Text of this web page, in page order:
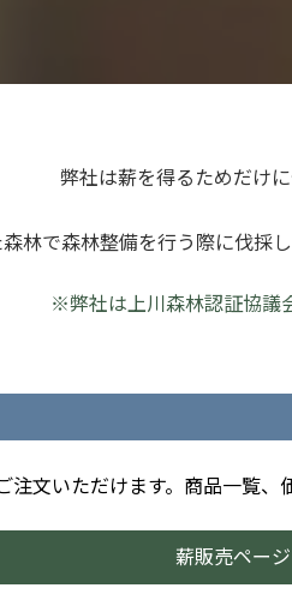
弊社は薪を得るためだけに
林で森林整備を行う際に伐採
※弊社は上川森林認証協議
注文いただけます。商品一覧、
薪販売ページ